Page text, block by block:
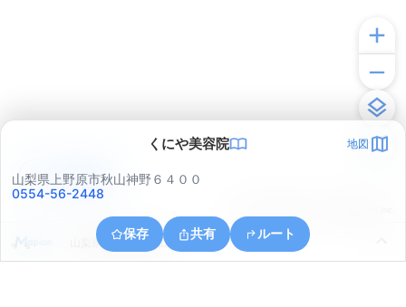
くにや美容院 地図
山梨県上野原市秋山神野６４００
0554-56-2448
保存 共有 ルート
山梨県上野原市秋山
アプリで見る